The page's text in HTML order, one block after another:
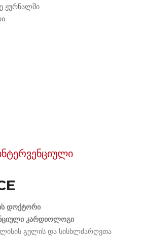
ჟურნალში
დოქტორი
კარდიოლოგი
გულის და სისხლძარღვთა